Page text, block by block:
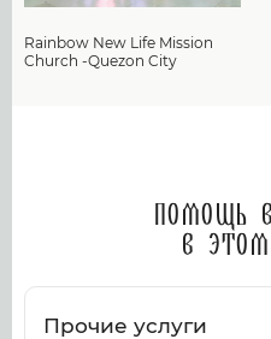
Rainbow New Life Mission
Church -Quezon City
Помощь
в
Прочие услуги